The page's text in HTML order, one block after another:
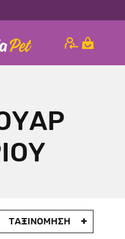
ΤΑΞΙΝOΜΗΣΗ